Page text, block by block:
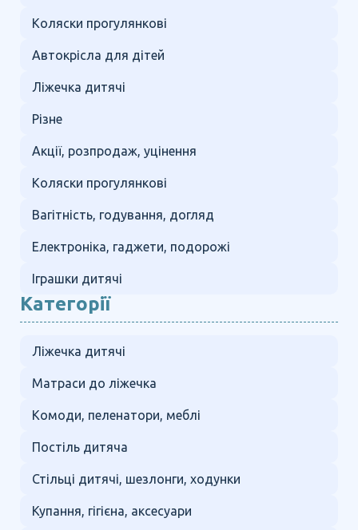
Коляски прогулянкові
Автокрісла для дітей
Ліжечка дитячі
Різне
Акції, розпродаж, уцінення
Коляски прогулянкові
Вагітність, годування, догляд
Електроніка, гаджети, подорожі
Іграшки дитячі
Категорії
Ліжечка дитячі
Матраси до ліжечка
Комоди, пеленатори, меблі
Постіль дитяча
Стільці дитячі, шезлонги, ходунки
Купання, гігієна, аксесуари